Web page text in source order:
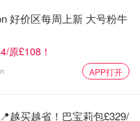
好价区每周上新 大号粉牛
原£108！
APP打开
越买越省！巴宝莉包£329/